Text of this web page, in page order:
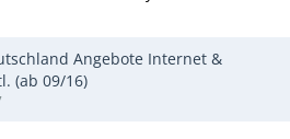
Angebote Internet &
(ab 09/16)